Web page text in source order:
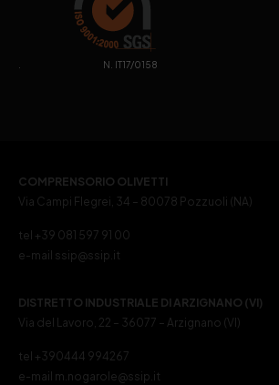
. N. IT17/0158
COMPRENSORIO OLIVETTI
Via Campi Flegrei, 34 – 80078 Pozzuoli (NA)
tel +39 081 597 91 00
e-mail ssip@ssip.it
DISTRETTO INDUSTRIALE DI ARZIGNANO (VI)
Via del Lavoro, 22 – 36077 – Arzignano (VI)
tel +390444 994267
e-mail m.nogarole@ssip.it